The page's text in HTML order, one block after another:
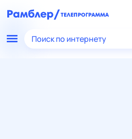
Поиск по интернету